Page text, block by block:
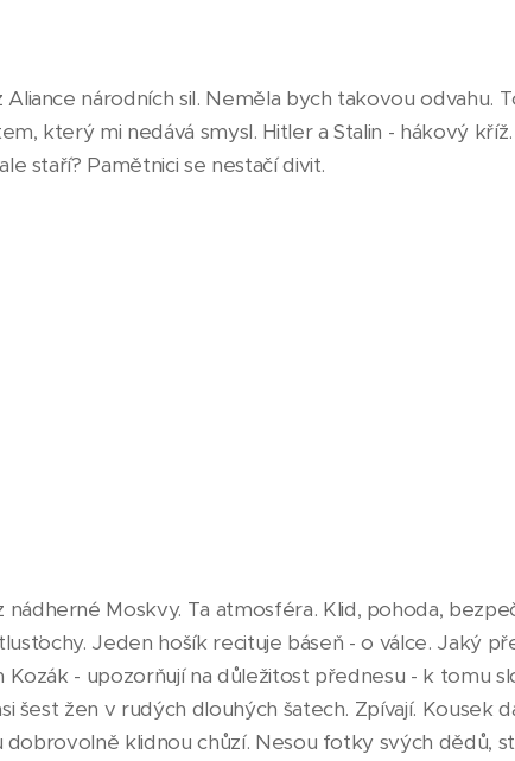
národních sil. Neměla bych takovou odvahu.
který mi nedává smysl. Hitler a Stalin - hákový kříž.
staří? Pamětnici se nestačí divit.
Moskvy. Ta atmosféra. Klid, pohoda,
Jeden hošík recituje báseň - o válce. Jaký
Kozák - upozorňují na důležitost přednesu - k tomu
šest žen v rudých dlouhých šatech. Zpívají. Kousek
dobrovolně klidnou chůzí. Nesou fotky svých dědů,